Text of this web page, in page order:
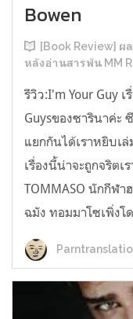
Bowen
[Book Review] ผ
หลังอ่านสารพัน MM
รีวิว:I'm Your Guy
Guysของซารินาค่ะ
แยกกันได้เราหยิบเ
เรื่องนี้น่าจะถูกจริตเ
TOMMASO นักกีฬ
ฉมัง ทอมมาโซเพิ่งโ